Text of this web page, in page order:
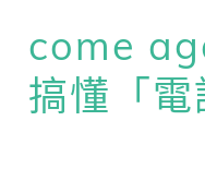
數位學習 ｜ 數位訂閱 / 線上課程
IVY Engrest 數位訂閱制
｜長訂 / 當期 / 過刊
[閱讀] 入門·生
[閱讀] 中階、
come
搞懂「